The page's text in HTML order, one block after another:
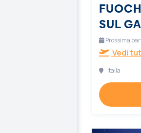
SUL
Prossima
Vedi
Italia